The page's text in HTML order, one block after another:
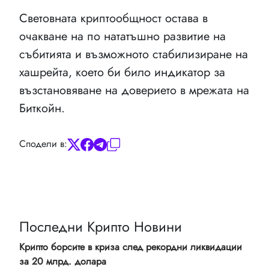
Световната криптообщност остава в
очакване на по нататъшно развитие на
събитията и възможното стабилизиране на
хашрейта, което би било индикатор за
възстановяване на доверието в мрежата на
Биткойн.
Сподели в:
Последни Крипто Новини
Крипто борсите в криза след рекордни ликвидации
за 20 млрд. долара